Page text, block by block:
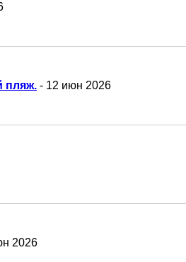
пляж. - 12 июн 2026
2026